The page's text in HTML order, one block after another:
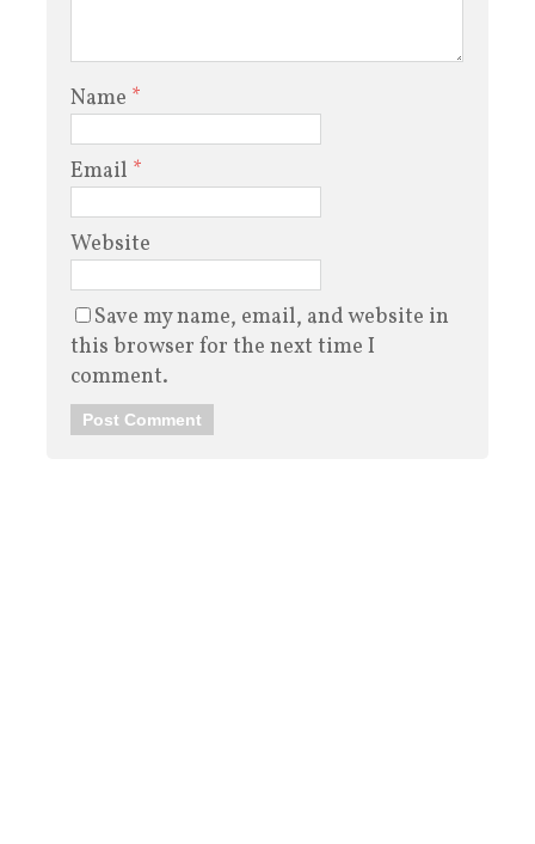
Name *
Email *
Website
Save my name, email, and website in
this browser for the next time I
comment.